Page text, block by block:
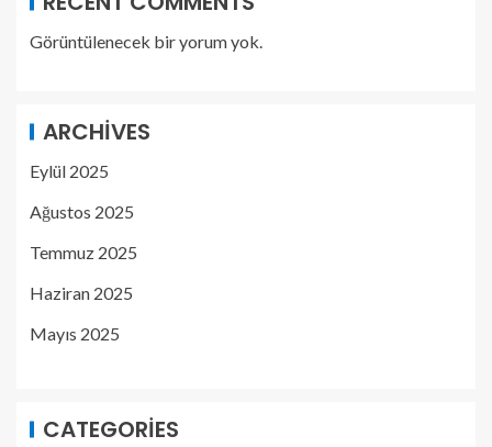
Görüntülenecek bir yorum yok.
ARCHIVES
Eylül 2025
Ağustos 2025
Temmuz 2025
Haziran 2025
Mayıs 2025
CATEGORIES